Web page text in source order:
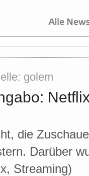
golem
die
Darüber
Streaming)